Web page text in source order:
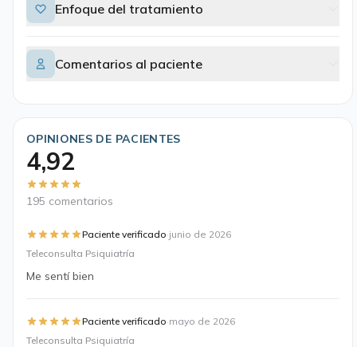
Enfoque del tratamiento
Comentarios al paciente
OPINIONES DE PACIENTES
4,92
195 comentarios
Paciente verificado·junio de 2026
Teleconsulta Psiquiatría
Me sentí bien
Paciente verificado·mayo de 2026
Teleconsulta Psiquiatría